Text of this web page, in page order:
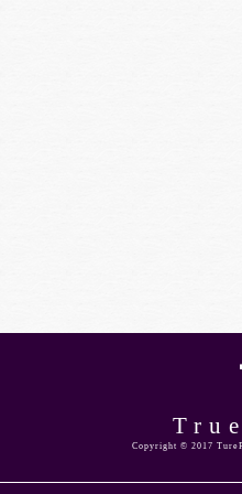
Copyright © 2017